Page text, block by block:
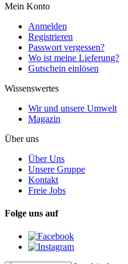
Mein Konto
Anmelden
Registrieren
Passwort vergessen?
Wo ist meine Lieferung?
Gutschein einlösen
Wissenswertes
Wir und unsere Umwelt
Magazin
Über uns
Über Uns
Unsere Gruppe
Kontakt
Freie Jobs
Folge uns auf